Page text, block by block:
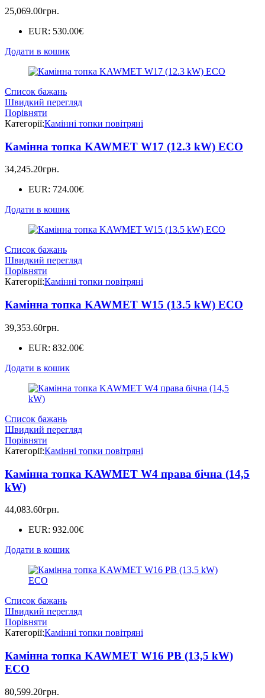
25,069.00грн.
EUR: 530.00€
Додати в кошик
Список бажань
Швидкий перегляд
Порівняти
Категорії:Камінні топки повітряні
Камінна топка KAWMET W17 (12.3 kW) EСO
34,245.20грн.
EUR: 724.00€
Додати в кошик
Список бажань
Швидкий перегляд
Порівняти
Категорії:Камінні топки повітряні
Камінна топка KAWMET W15 (13.5 kW) ECO
39,353.60грн.
EUR: 832.00€
Додати в кошик
Список бажань
Швидкий перегляд
Порівняти
Категорії:Камінні топки повітряні
Камінна топка KAWMET W4 права бічна (14,5
kW)
44,083.60грн.
EUR: 932.00€
Додати в кошик
Список бажань
Швидкий перегляд
Порівняти
Категорії:Камінні топки повітряні
Камінна топка KAWMET W16 PB (13,5 kW)
ECO
80,599.20грн.